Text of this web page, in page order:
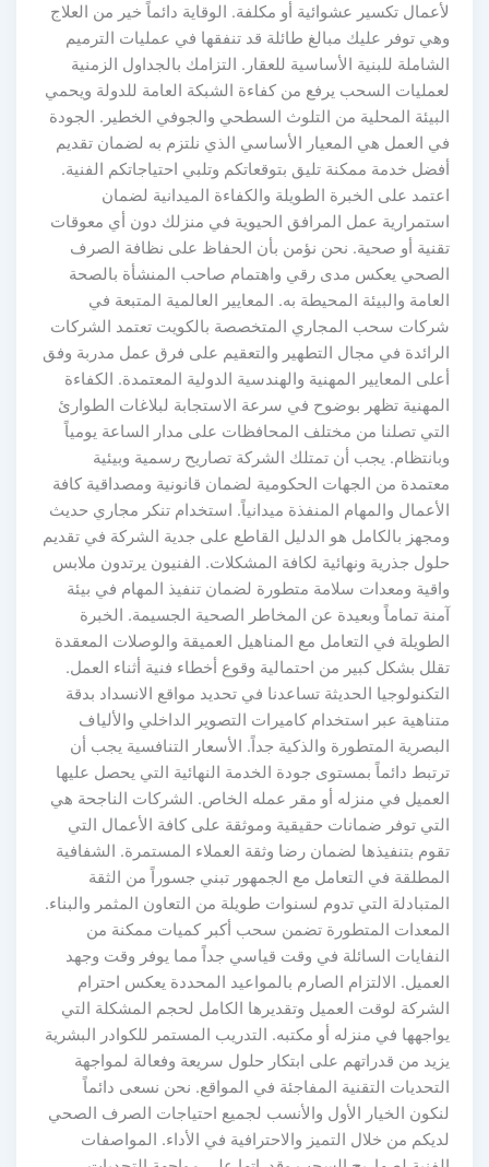
لأعمال تكسير عشوائية أو مكلفة. الوقاية دائماً خير من العلاج
وهي توفر عليك مبالغ طائلة قد تنفقها في عمليات الترميم
الشاملة للبنية الأساسية للعقار. التزامك بالجداول الزمنية
لعمليات السحب يرفع من كفاءة الشبكة العامة للدولة ويحمي
البيئة المحلية من التلوث السطحي والجوفي الخطير. الجودة
في العمل هي المعيار الأساسي الذي نلتزم به لضمان تقديم
أفضل خدمة ممكنة تليق بتوقعاتكم وتلبي احتياجاتكم الفنية.
اعتمد على الخبرة الطويلة والكفاءة الميدانية لضمان
استمرارية عمل المرافق الحيوية في منزلك دون أي معوقات
تقنية أو صحية. نحن نؤمن بأن الحفاظ على نظافة الصرف
الصحي يعكس مدى رقي واهتمام صاحب المنشأة بالصحة
العامة والبيئة المحيطة به. المعايير العالمية المتبعة في
شركات سحب المجاري المتخصصة بالكويت تعتمد الشركات
الرائدة في مجال التطهير والتعقيم على فرق عمل مدربة وفق
أعلى المعايير المهنية والهندسية الدولية المعتمدة. الكفاءة
المهنية تظهر بوضوح في سرعة الاستجابة لبلاغات الطوارئ
التي تصلنا من مختلف المحافظات على مدار الساعة يومياً
وبانتظام. يجب أن تمتلك الشركة تصاريح رسمية وبيئية
معتمدة من الجهات الحكومية لضمان قانونية ومصداقية كافة
الأعمال والمهام المنفذة ميدانياً. استخدام تنكر مجاري حديث
ومجهز بالكامل هو الدليل القاطع على جدية الشركة في تقديم
حلول جذرية ونهائية لكافة المشكلات. الفنيون يرتدون ملابس
واقية ومعدات سلامة متطورة لضمان تنفيذ المهام في بيئة
آمنة تماماً وبعيدة عن المخاطر الصحية الجسيمة. الخبرة
الطويلة في التعامل مع المناهيل العميقة والوصلات المعقدة
تقلل بشكل كبير من احتمالية وقوع أخطاء فنية أثناء العمل.
التكنولوجيا الحديثة تساعدنا في تحديد مواقع الانسداد بدقة
متناهية عبر استخدام كاميرات التصوير الداخلي والألياف
البصرية المتطورة والذكية جداً. الأسعار التنافسية يجب أن
ترتبط دائماً بمستوى جودة الخدمة النهائية التي يحصل عليها
العميل في منزله أو مقر عمله الخاص. الشركات الناجحة هي
التي توفر ضمانات حقيقية وموثقة على كافة الأعمال التي
تقوم بتنفيذها لضمان رضا وثقة العملاء المستمرة. الشفافية
المطلقة في التعامل مع الجمهور تبني جسوراً من الثقة
المتبادلة التي تدوم لسنوات طويلة من التعاون المثمر والبناء.
المعدات المتطورة تضمن سحب أكبر كميات ممكنة من
النفايات السائلة في وقت قياسي جداً مما يوفر وقت وجهد
العميل. الالتزام الصارم بالمواعيد المحددة يعكس احترام
الشركة لوقت العميل وتقديرها الكامل لحجم المشكلة التي
يواجهها في منزله أو مكتبه. التدريب المستمر للكوادر البشرية
يزيد من قدراتهم على ابتكار حلول سريعة وفعالة لمواجهة
التحديات التقنية المفاجئة في المواقع. نحن نسعى دائماً
لنكون الخيار الأول والأنسب لجميع احتياجات الصرف الصحي
لديكم من خلال التميز والاحترافية في الأداء. المواصفات